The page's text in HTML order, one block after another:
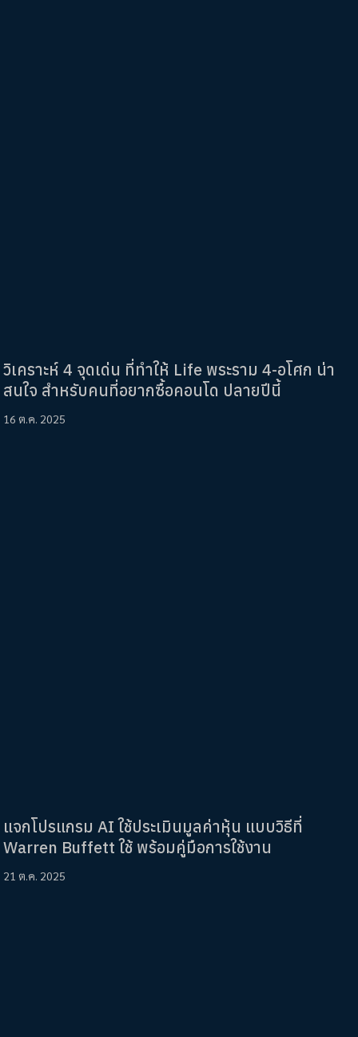
วิเคราะห์ 4 จุดเด่น ที่ทำให้ Life พระราม 4-อโศก น่า
สนใจ สำหรับคนที่อยากซื้อคอนโด ปลายปีนี้
16 ต.ค. 2025
แจกโปรแกรม AI ใช้ประเมินมูลค่าหุ้น แบบวิธีที่
Warren Buffett ใช้ พร้อมคู่มือการใช้งาน
21 ต.ค. 2025